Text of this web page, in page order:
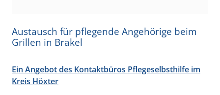
Austausch für pflegende Angehörige beim
Grillen in Brakel
Ein Angebot des Kontaktbüros Pflegeselbsthilfe im
Kreis Höxter